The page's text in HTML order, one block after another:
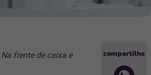
frente de caixa e
compartilhe